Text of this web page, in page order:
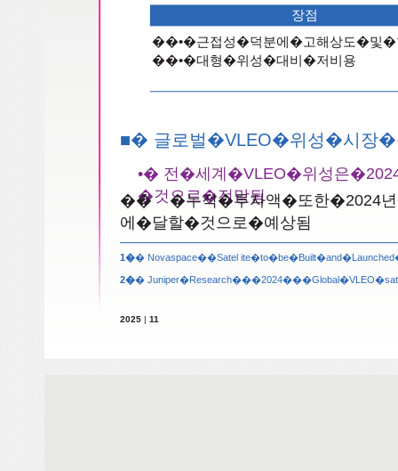
장점
��•�근접성�덕분에�고해상도�및�
��•�대형�위성�대비�저비용
■� 글로벌�VLEO�위성�시장
•� 전�세계�VLEO�위성은
�것으로�전망됨
�� �누적�투자액�또한�2024년
에�달할�것으로�예상됨
1�� Novaspace��Satel
2��
2025 | 11